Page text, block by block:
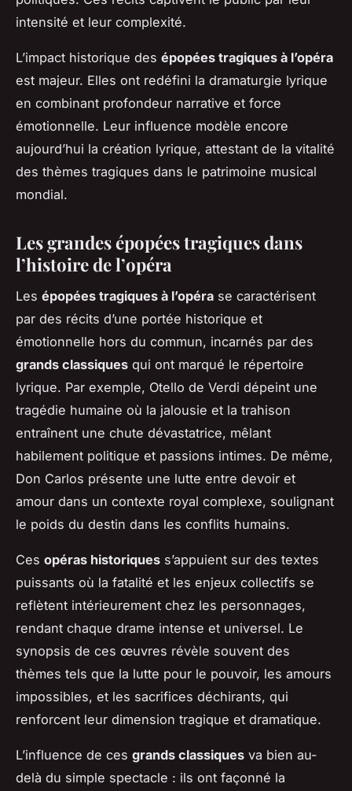
intensité et leur complexité.
L’impact historique des épopées tragiques à l’opéra
est majeur. Elles ont redéfini la dramaturgie lyrique
en combinant profondeur narrative et force
émotionnelle. Leur influence modèle encore
aujourd’hui la création lyrique, attestant de la vitalité
des thèmes tragiques dans le patrimoine musical
mondial.
Les grandes épopées tragiques dans
l’histoire de l’opéra
Les épopées tragiques à l’opéra se caractérisent
par des récits d’une portée historique et
émotionnelle hors du commun, incarnés par des
grands classiques qui ont marqué le répertoire
lyrique. Par exemple, Otello de Verdi dépeint une
tragédie humaine où la jalousie et la trahison
entraînent une chute dévastatrice, mêlant
habilement politique et passions intimes. De même,
Don Carlos présente une lutte entre devoir et
amour dans un contexte royal complexe, soulignant
le poids du destin dans les conflits humains.
Ces opéras historiques s’appuient sur des textes
puissants où la fatalité et les enjeux collectifs se
reflètent intérieurement chez les personnages,
rendant chaque drame intense et universel. Le
synopsis de ces œuvres révèle souvent des
thèmes tels que la lutte pour le pouvoir, les amours
impossibles, et les sacrifices déchirants, qui
renforcent leur dimension tragique et dramatique.
L’influence de ces grands classiques va bien au-
delà du simple spectacle : ils ont façonné la